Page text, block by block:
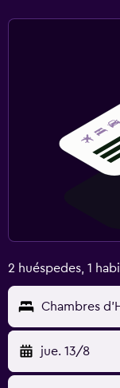
2 huéspedes, 1
Chambres
jue. 13/8